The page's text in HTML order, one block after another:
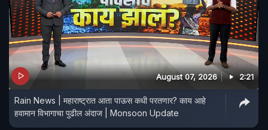
August 07, 2026 2:21
Rain News | महाराष्ट्रात आता पाऊस कधी परतणार? काय आहे
हवामान विभागाचा पुढील अंदाज | Monsoon Update